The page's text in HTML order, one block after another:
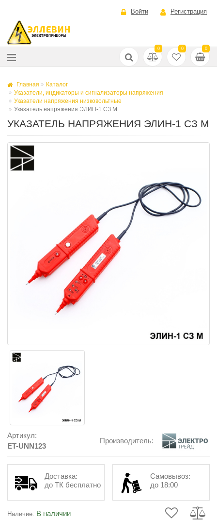
Войти Регистрация
0 0 0
Главная
Каталог
Указатели, индикаторы и сигнализаторы напряжения
Указатели напряжения низковольтные
Указатель напряжения ЭЛИН-1 СЗ М
УКАЗАТЕЛЬ НАПРЯЖЕНИЯ ЭЛИН-1 СЗ М
Артикул:
ET-UNN123
Производитель:
Доставка:
до ТК бесплатно
Самовывоз:
до 18:00
Наличие: В наличии